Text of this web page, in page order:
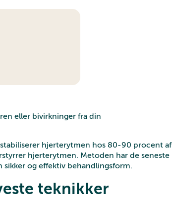
eller bivirkninger fra din
hjerterytmen hos 80-90 procent af
hjerterytmen. Metoden har de seneste
sikker og effektiv behandlingsform.
teknikker